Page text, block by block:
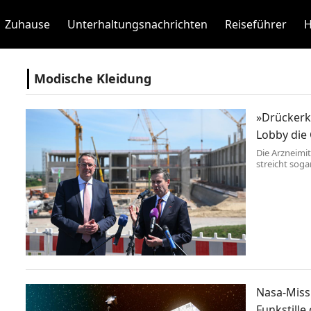
Zuhause Unterhaltungsnachrichten Reiseführer
Modische Kleidung
Lobby
Die
streicht
Nasa-